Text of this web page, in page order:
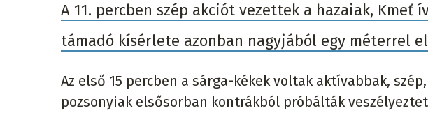
A 11. percben szép akciót vezettek a hazaiak, Kmeť
támadó kísérlete azonban nagyjából egy méterrel
Az első 15 percben a sárga-kékek voltak aktívabbak,
pozsonyiak elsősorban kontrákból próbálták